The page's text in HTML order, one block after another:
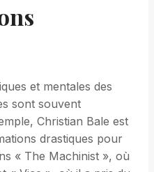
et mentales des
sont souvent
Christian Bale est
drastiques pour
« The Machinist », où